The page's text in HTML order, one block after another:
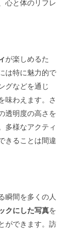
心と体のリフレ
が楽しめるた
は特に魅力的で
グなどを通じ
味わえます。さ
透明度の高さを
多様なアクティ
きることは間違
瞬間を多くの人
クにした写真を
ができます。訪